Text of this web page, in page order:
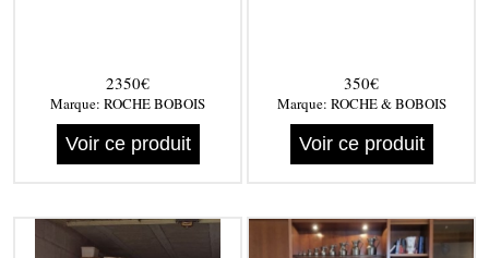
2350€
Marque: ROCHE BOBOIS
Voir ce produit
350€
Marque: ROCHE & BOBOIS
Voir ce produit